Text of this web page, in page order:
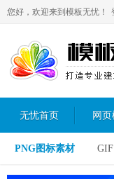
您好，欢迎来到模板无忧！
无忧首页 网页
PNG图标素材